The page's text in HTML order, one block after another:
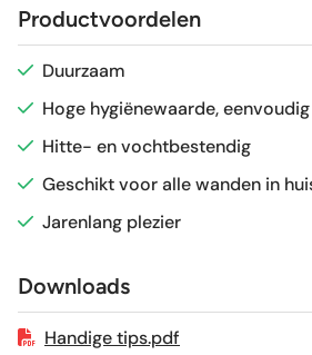
Glans / Mat
Gerectificeerd
Vorstbestendig
Productvoordelen
Duurzaam
Hoge hygiënewaarde,
Hitte- en vochtbestendig
Geschikt voor alle wanden in
Jarenlang plezier
Downloads
Handige tips.pdf